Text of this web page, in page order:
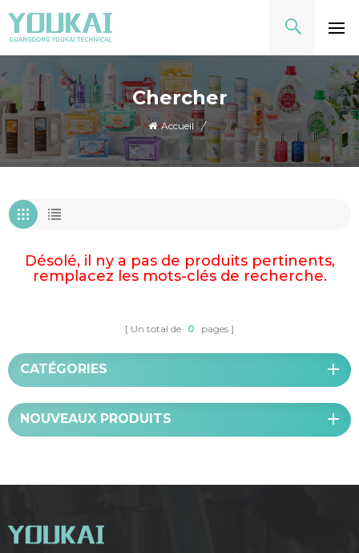
Chercher
Accueil /
Désolé, il ny a pas de produits pertinents,
remplacez les mots-clés de recherche.
Un total de 0 pages
CATÉGORIES
NOUVEAUX PRODUITS